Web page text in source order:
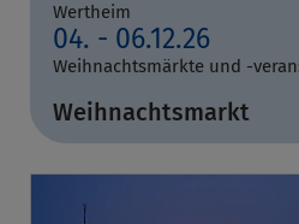
Wertheim
04. - 06.12.26
Weihnachtsmärkte und -
Weihnachtsmarkt